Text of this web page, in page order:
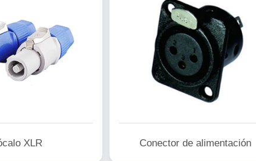
XLR Conector de alimentación